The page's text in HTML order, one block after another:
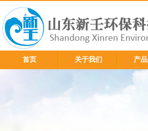
首页 关于我们 产